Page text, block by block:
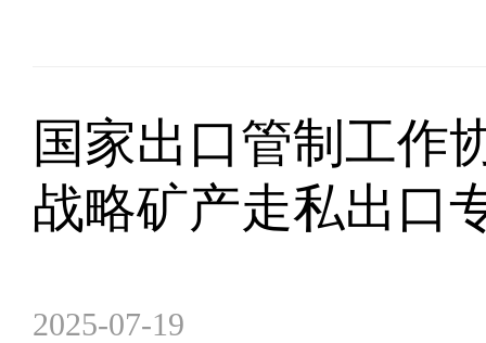
国家出口管制工作
战略矿产走私出口
2025-07-19